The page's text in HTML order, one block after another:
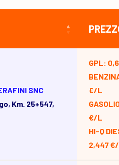
SNC
Km. 25+547,
GPL:
€/L
€/L
HI-Q
2,447